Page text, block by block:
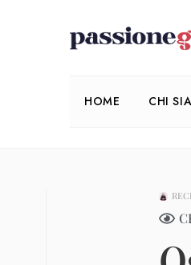
HOME CHI